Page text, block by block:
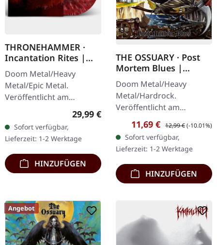
THRONEHAMMER ·
Incantation Rites |
SPLATTER 2LP
Doom Metal/Heavy
Metal/Epic Metal.
Veröffentlicht am
21.10.2022, auf Supreme
Chaos Records. SCR-
exklusives Transparent
Rot/Schwarz/Weiß…
Regulärer Preis:
29,99 €
Sofort verfügbar,
Lieferzeit: 1-2 Werktage
HINZUFÜGEN
THE OSSUARY · Post
Mortem Blues |
DIGIPAK CD
Doom Metal/Heavy
Metal/Hardrock.
Veröffentlicht am
17.02.2017, auf Supreme
Chaos Records. Limitierte
Erstauflage als Digipak.
Debüt-Album der…
Verkaufspreis:
11,69 € Regulärer Preis:
12,99 €(-10.01%)
Sofort verfügbar,
Lieferzeit: 1-2 Werktage
HINZUFÜGEN
Angebot